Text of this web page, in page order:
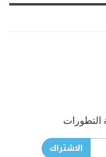
التطورات
الاشتراك